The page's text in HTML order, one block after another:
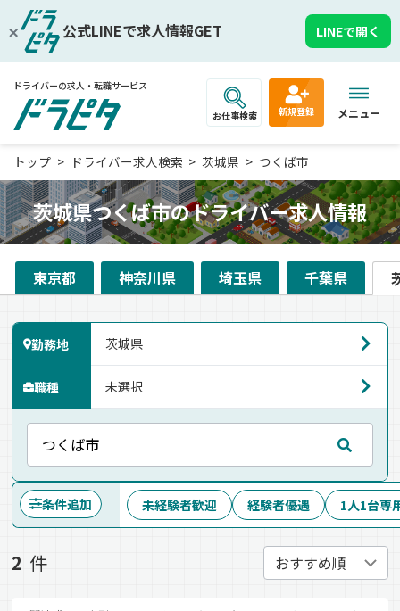
公式LINEで求人情報GET LINEで開く
ドライバーの求人・転職サービス
お仕事検索 新規登録 メニュー
トップ ドライバー求人検索 茨城県 つくば市
茨城県つくば市のドライバー求人情報
東京都 神奈川県 埼玉県 千葉県
勤務地
職種
条件追加 未経験者歓迎 経験者優遇 1人1台専
2 件